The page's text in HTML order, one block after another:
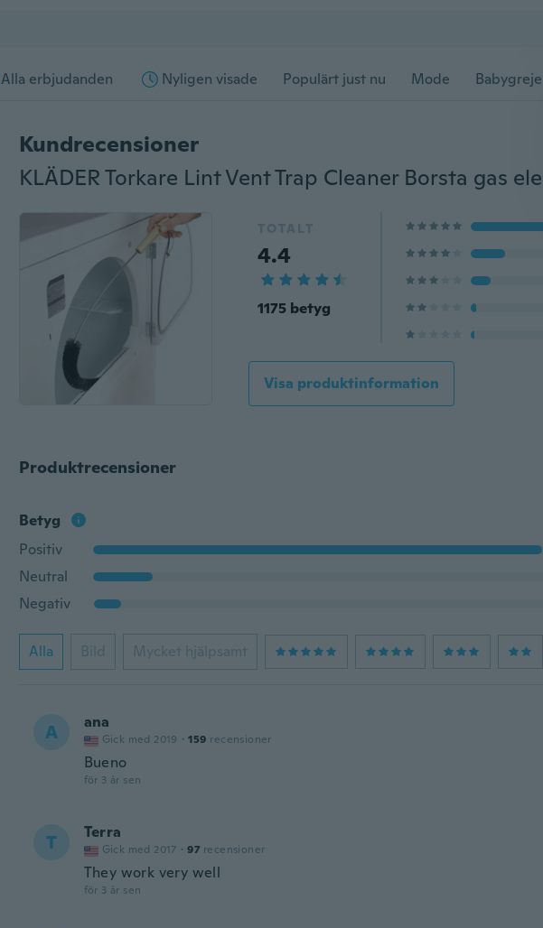
Alla erbjudanden Nyligen visade Populärt just nu Mode
Kundrecensioner
TOTALT
4.4
1175 betyg
Visa produktinformation
Produktrecensioner
Betyg
Positiv
Neutral
Negativ
Alla Bild Mycket hjälpsamt
A ana
Gick med 2019 · 159 recensioner
Bueno
för 3 år sen
T Terra
Gick med 2017 · 97 recensioner
They work very well
för 3 år sen